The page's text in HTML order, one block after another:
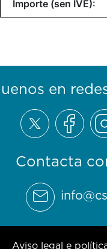
Contacta
en
Aviso legal e